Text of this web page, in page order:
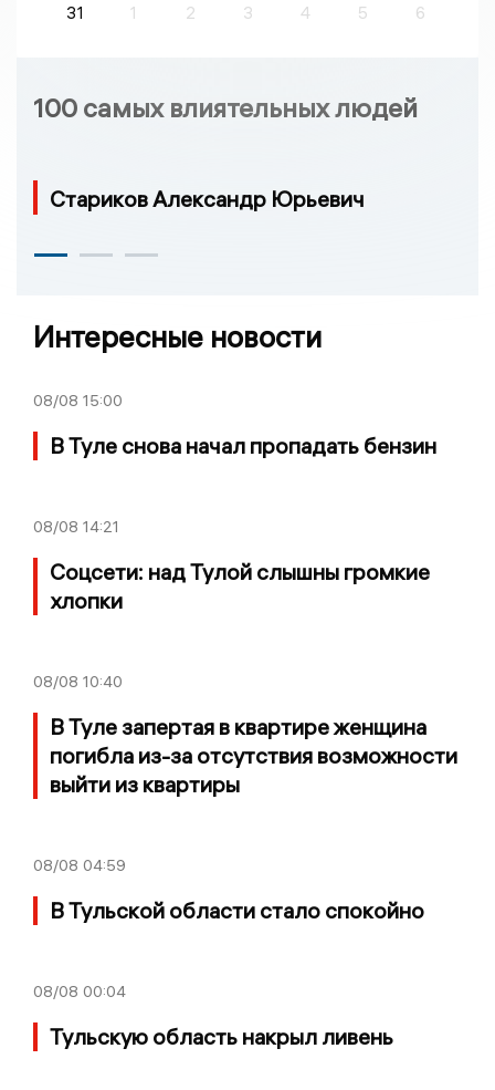
31
1 2 3 4 5 6
100 самых влиятельных людей
Стариков Александр Юрьевич
Интересные новости
08/08 15:00
В Туле снова начал пропадать бензин
08/08 14:21
Соцсети: над Тулой слышны громкие
хлопки
08/08 10:40
В Туле запертая в квартире женщина
погибла из-за отсутствия возможности
выйти из квартиры
08/08 04:59
В Тульской области стало спокойно
08/08 00:04
Тульскую область накрыл ливень